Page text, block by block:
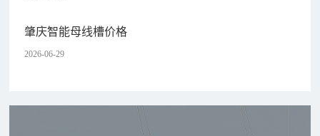
肇庆智能母线槽价格
2026-06-29